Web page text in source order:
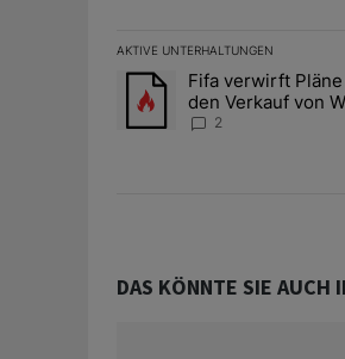
AKTIVE UNTERHALTUNGEN
Das Folgende ist eine Liste
Ein Trendartikel mit dem
Fifa verwirft
den Verkauf von
Anteilen
2
DAS KÖNNTE SIE AUCH